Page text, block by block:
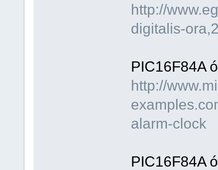
http://
digitalis-
PIC16F84A
http://
alarm-clock
PIC16F84A